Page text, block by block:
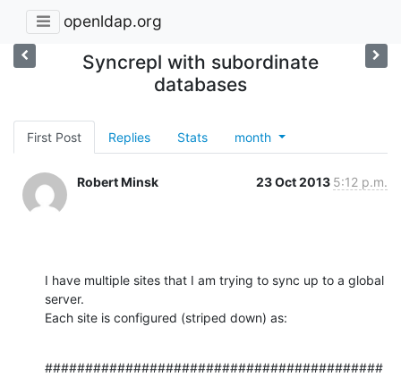
openldap.org
Syncrepl with subordinate
databases
First Post Replies Stats month
Robert Minsk 23 Oct 2013 5:12 p.m.
I have multiple sites that I am trying to sync up to a global
server.
Each site is configured (striped down) as:
##########################################